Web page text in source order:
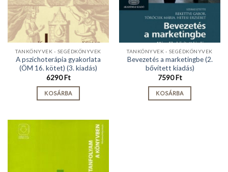
TANKÖNYVEK - SEGÉDKÖNYVEK
A pszichoterápia gyakorlata
(ÖM 16. kötet) (3. kiadás)
6290Ft
KOSÁRBA
TANKÖNYVEK - SEGÉDKÖNYVEK
Bevezetés a marketingbe (2.
bővített kiadás)
7590Ft
KOSÁRBA